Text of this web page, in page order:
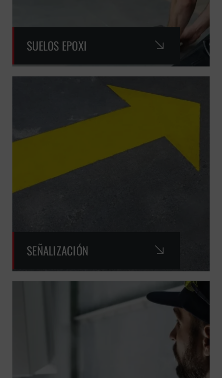
SUELOS EPOXI
SEÑALIZACIÓN